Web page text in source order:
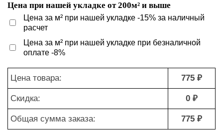
Цена при нашей укладке от 200м² и выше
Цена за м² при нашей укладке -15% за наличный
расчет
Цена за м² при нашей укладке при безналичной
оплате -8%
Цена товара: 775 ₽
Скидка: 0 ₽
Общая сумма заказа: 775 ₽